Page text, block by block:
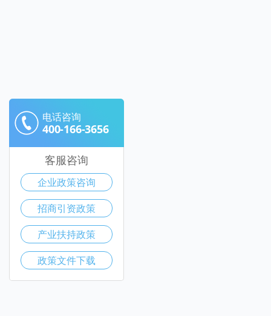
电话咨询
400-166-3656
客服咨询
企业政策咨询
招商引资政策
产业扶持政策
政策文件下载